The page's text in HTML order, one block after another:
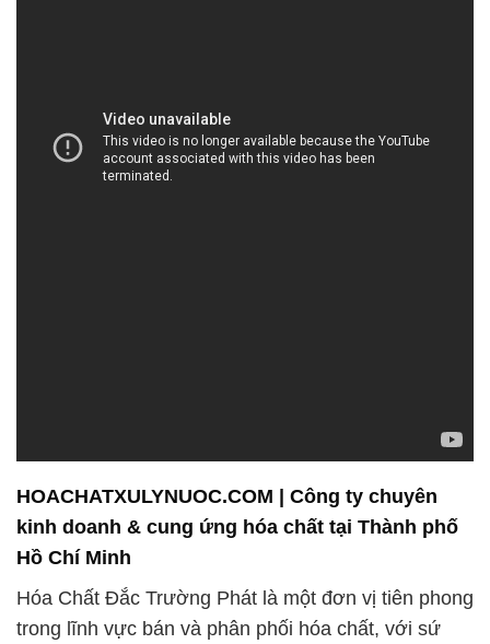
HOACHATXULYNUOC.COM | Công ty chuyên
kinh doanh & cung ứng hóa chất tại Thành phố
Hồ Chí Minh
Hóa Chất Đắc Trường Phát là một đơn vị tiên phong
trong lĩnh vực bán và phân phối hóa chất, với sứ